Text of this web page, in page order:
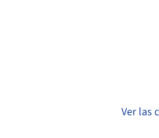
Ver las